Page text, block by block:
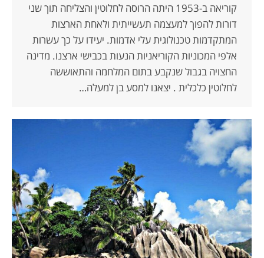
קוריאה ב-1953 היתה הרוסה לחלוטין והצליחה תוך שני
דורות להפוך למעצמה תעשייתית ולאחת הארצות
המתקדמות טכנולוגית עלי אדמות. יעידו על כך עשרות
אלפי המכוניות הקוריאניות הנעות בכבישי ארצנו. מדינה
החצויה בגבול שנקבע בתום המלחמה והתאוששה
לחלוטין כלכלית . יצאנו למסע בן למעלה…